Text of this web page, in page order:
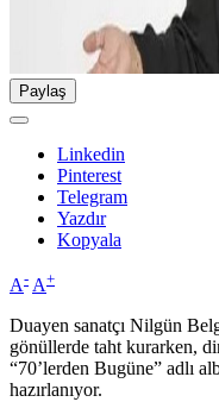
Paylaş
Linkedin
Pinterest
Telegram
Yazdır
Kopyala
A- A+
Duayen sanatçı Nilgün
gönüllerde taht kurarken,
“70’lerden Bugüne” adlı
hazırlanıyor.